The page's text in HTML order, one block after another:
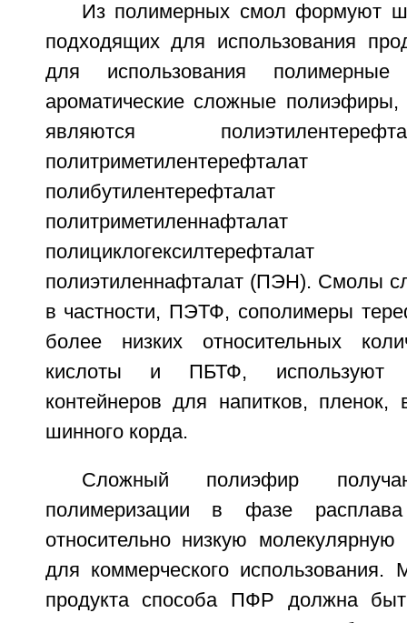
Из полимерных смол формуют
подходящих для использования
для использования
ароматические сложные
являются
полиэтиленнафталат (ПЭН). Смолы
в частности, ПЭТФ, сополимеры
более низких относительных
кислоты и ПБТФ, используют
контейнеров для напитков, пленок,
шинного корда.
Сложный полиэфир
полимеризации в фазе
относительно низкую
для коммерческого использования.
продукта способа ПФР должна